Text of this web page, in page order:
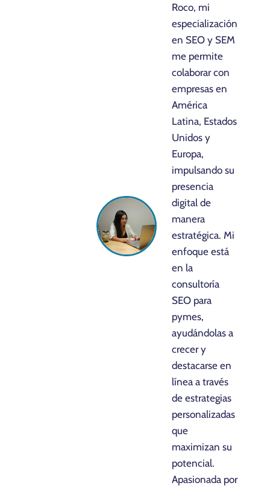
Roco, mi
especialización
en SEO y SEM
me permite
colaborar con
empresas en
América
Latina, Estados
Unidos y
Europa,
impulsando su
presencia
digital de
manera
estratégica. Mi
enfoque está
en la
consultoría
SEO para
pymes,
ayudándolas a
crecer y
destacarse en
línea a través
de estrategias
personalizadas
que
maximizan su
potencial.
Apasionada por